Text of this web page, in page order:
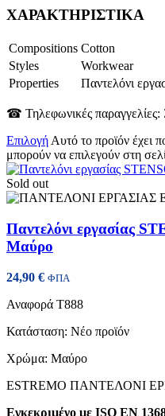
ΧΑΡΑΚΤΗΡΙΣΤΙΚΑ
Compositions Cotton
Styles
Workwear
Properties
Παντελόνι
☎ Τηλεφωνικές
Επιλογή Αυτό το προϊόν έχει
μπορούν να επιλεγούν στη
Sold out
Παντελόνι εργασίας
Μαύρο
24,90 € ΦΠΑ
Αναφορά T888
Κατάσταση: Νέο προϊόν
Χρώμα: Μαύρο
ESTREMO ΠΑΝΤΕΛΟΝΙ
Εγκεκριμένο με ISO EN